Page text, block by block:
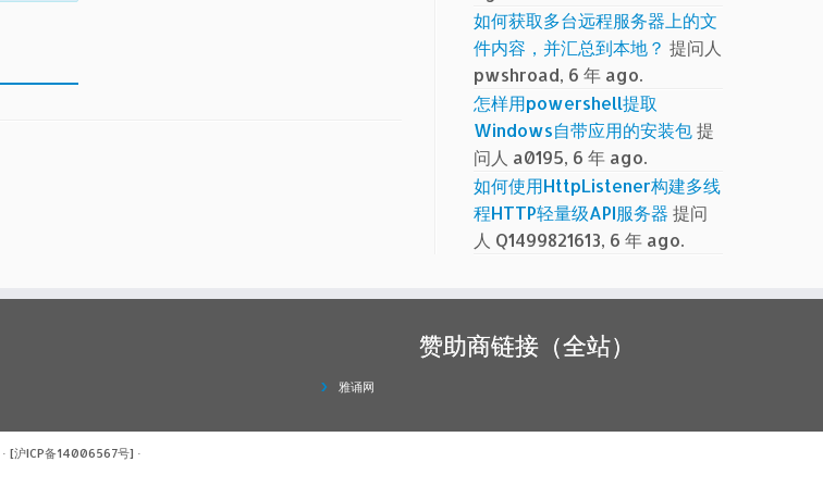
如何获取多台远程服务器上的文
件内容，并汇总到本地？ 提问人
pwshroad, 6 年 ago.
怎样用powershell提取
Windows自带应用的安装包提
问人 a0195, 6 年 ago.
如何使用HttpListener构建多线
程HTTP轻量级API服务器 提问
人 Q1499821613, 6 年 ago.
赞助商链接（全站）
雅诵网
· [沪ICP备14006567号] ·